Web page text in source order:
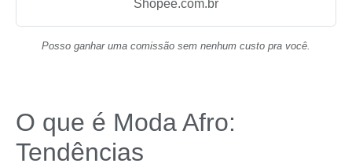
Shopee.com.br
Posso ganhar uma comissão sem nenhum custo pra você.
O que é Moda Afro:
Tendências